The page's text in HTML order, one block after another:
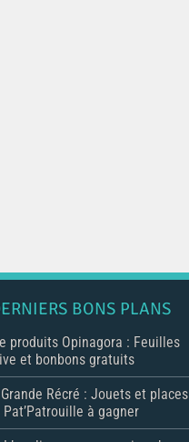
BONS PLANS
produits Opinagora : Feuilles
et bonbons gratuits
Récré : Jouets et places
à gagner